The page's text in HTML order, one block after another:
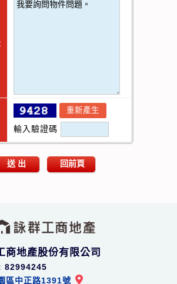
輸入驗證碼
送 出 回前頁
商地產股份有限公司
82994245
區中正路1391號